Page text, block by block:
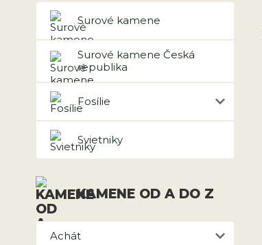
Surové kamene
Surové kamene Česká
republika
Fosílie
Svietniky
KAMENE OD A DO Z
Achát